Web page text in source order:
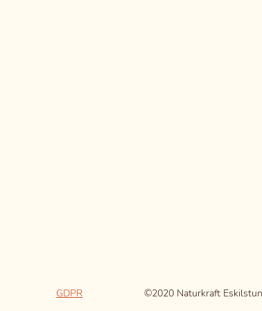
GDPR ©2020 Naturkraft